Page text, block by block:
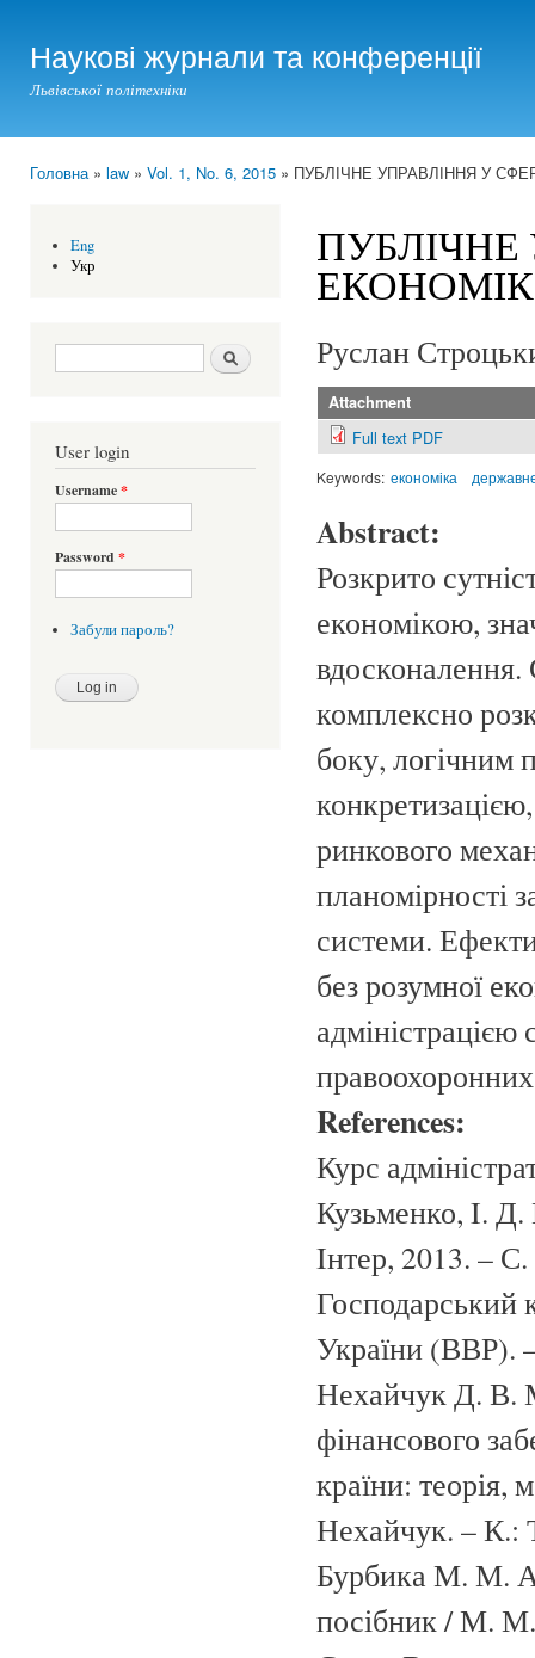
Наукові журнали та конференції
Львівської політехніки
Головна» law » Vol. 1, No. 6, 2015 » ПУБЛІЧНЕ УПРАВЛІННЯ У
Eng
Укр
Search form Шукати
User login
Username*
Password *
Забули пароль?
ПУБЛІЧНЕ
Руслан
Attachment
Full text PDF
Keywords: економіка
Abstract:
Розкрито
економікою,
вдосконалення.
комплексно
боку, логічним
ринкового
планомірності
системи.
без розумної
адміністрацією
References:
Курс
Кузьменко, I.
Iнтер, 2013. – С.
Господарський
України (ВВР).
Нехайчук Д. В.
фінансового
країни: теорія,
Нехайчук. – К.:
Бурбика М. М.
посібник / М.